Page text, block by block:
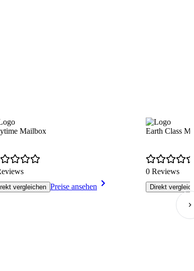
Mailbox
vergleichen Preise ansehen
Earth Class
0 Reviews
Direkt